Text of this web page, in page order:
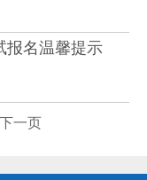
报名温馨提示
下一页